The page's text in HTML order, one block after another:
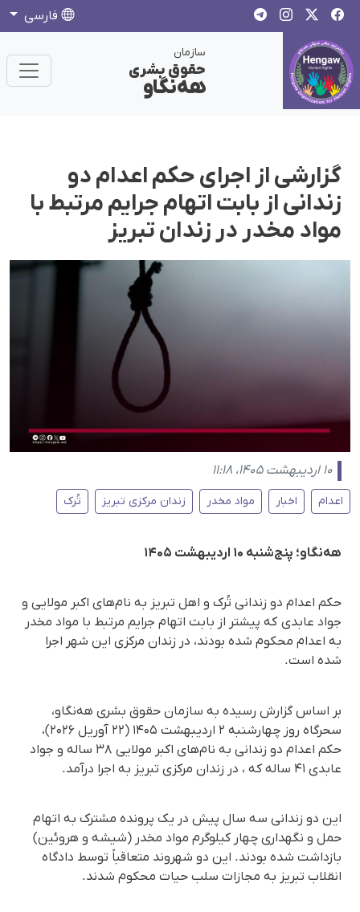
فارسی
سازمان
حقوق بشری
هەنگاو
گزارشی از اجرای حکم اعدام دو
زندانی از بابت اتهام جرایم مرتبط با
مواد مخدر در زندان تبریز
۱۰ اردیبهشت ۱۴۰۵، ۱۱:۱۸
اعدام اخبار مواد مخدر زندان مرکزی تبریز تُرک
هه‌نگاو؛ پنج‌شنبه ۱۰ اردیبهشت ۱۴۰۵
حکم اعدام دو زندانی تُرک و اهل تبریز به نام‌های اکبر مولایی و
جواد عابدی که پیشتر از بابت اتهام جرایم مرتبط با مواد مخدر
به اعدام محکوم شده بودند، در زندان مرکزی این شهر اجرا
شده است.
بر اساس گزارش رسیده به سازمان حقوق بشری هه‌نگاو،
سحرگاه روز چهارشنبه ۲ اردیبهشت ۱۴۰۵ (۲۲ آوریل ۲۰۲۶)،
حکم اعدام دو زندانی به نام‌های اکبر مولایی ٣٨ ساله و جواد
عابدی ۴۱ ساله که ، در زندان مرکزی تبریز به اجرا درآمد.
این دو زندانی سه سال پیش در یک پرونده مشترک به اتهام
حمل و نگهداری چهار کیلوگرم مواد مخدر (شیشه و هروئین)
بازداشت شده بودند. این دو شهروند متعاقباً توسط دادگاه
انقلاب تبریز به مجازات سلب حیات محکوم شدند.